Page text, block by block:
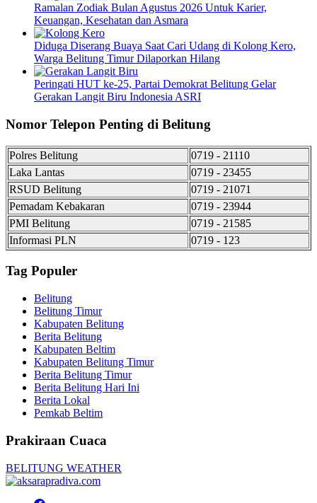
Ramalan Zodiak Bulan Agustus 2026 Untuk Karier,
Keuangan, Kesehatan dan Asmara
Diduga Diserang Buaya Saat Cari Udang di Kolong Kero,
Warga Belitung Timur Dilaporkan Hilang
Peringati HUT ke-25, Partai Demokrat Belitung Gelar
Gerakan Langit Biru Indonesia ASRI
Nomor Telepon Penting di Belitung
Polres Belitung
0719 - 21110
Laka Lantas
0719 - 23455
RSUD Belitung
0719 - 21071
Pemadam Kebakaran
0719 - 23944
PMI Belitung
0719 - 21585
Informasi PLN
0719 - 123
Tag Populer
Belitung
Belitung Timur
Kabupaten Belitung
Berita Belitung
Kabupaten Beltim
Kabupaten Belitung Timur
Berita Belitung Timur
Berita Belitung Hari Ini
Berita Lokal
Pemkab Beltim
Prakiraan Cuaca
BELITUNG WEATHER